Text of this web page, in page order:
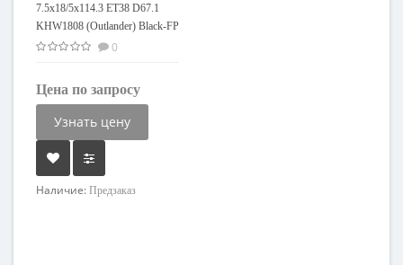
7.5x18/5x114.3 ET38 D67.1
KHW1808 (Outlander) Black-FP
0
Цена по запросу
Узнать цену
Наличие: Предзаказ